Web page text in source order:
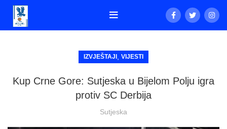
IZVJEŠTAJI VIJESTI
Kup Crne Gore: Sutjeska u Bijelom Polju igra
protiv SC Derbija
Sutjeska